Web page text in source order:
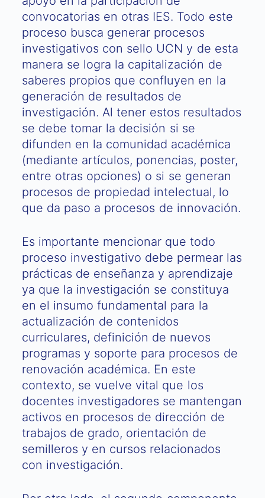
convocatorias en otras IES. Todo este
proceso busca generar procesos
investigativos con sello UCN y de esta
manera se logra la capitalización de
saberes propios que confluyen en la
generación de resultados de
investigación. Al tener estos resultados
se debe tomar la decisión si se
difunden en la comunidad académica
(mediante artículos, ponencias, poster,
entre otras opciones) o si se generan
procesos de propiedad intelectual, lo
que da paso a procesos de innovación.
Es importante mencionar que todo
proceso investigativo debe permear las
prácticas de enseñanza y aprendizaje
ya que la investigación se constituya
en el insumo fundamental para la
actualización de contenidos
curriculares, definición de nuevos
programas y soporte para procesos de
renovación académica. En este
contexto, se vuelve vital que los
docentes investigadores se mantengan
activos en procesos de dirección de
trabajos de grado, orientación de
semilleros y en cursos relacionados
con investigación.